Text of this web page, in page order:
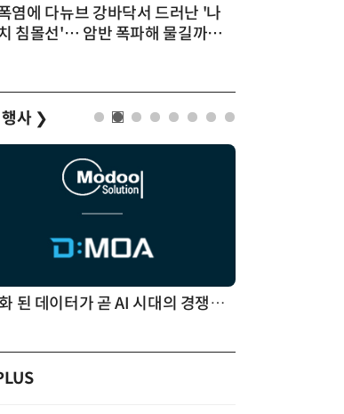
염에 다뉴브 강바닥서 드러난 '나
침몰선'… 암반 폭파해 물길까지
사 ❯
체계화 된 데이터가 곧 AI 시대의 경쟁력이다